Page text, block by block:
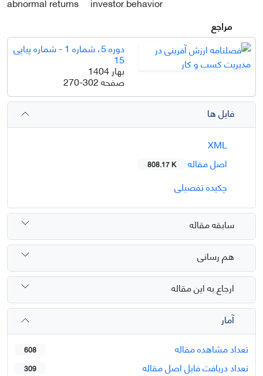
مراجع
دوره 5، شماره 1 - شماره پیاپی
15
بهار 1404
صفحه270-302
فایل ها
اصل مقاله
808.17 K
چکیده تفصیلی
سابقه مقاله
هم رسانی
ارجاع به این مقاله
آمار
تعداد مشاهده مقاله
608
تعداد دریافت فایل اصل مقاله 309